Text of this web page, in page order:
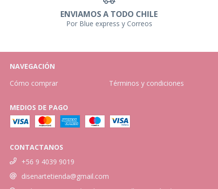
ENVIAMOS A TODO CHILE
Por Blue express y Correos
NAVEGACIÓN
Cómo comprar
Términos y condiciones
MEDIOS DE PAGO
CONTACTANOS
+56 9 4039 9019
disenartetienda@gmail.com